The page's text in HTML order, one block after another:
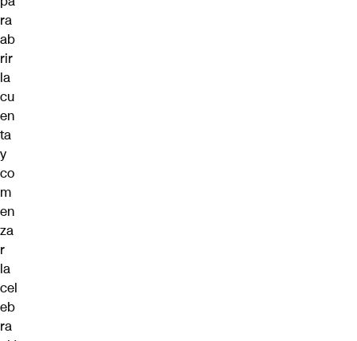
ra
ab
rir
la
cu
en
ta
y
co
m
en
za
r
la
cel
eb
ra